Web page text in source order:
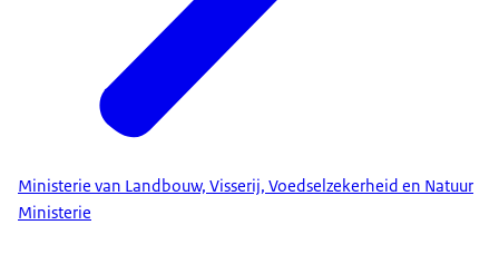
Ministerie van Landbouw, Visserij, Voedselzekerheid en Natuur
Ministerie